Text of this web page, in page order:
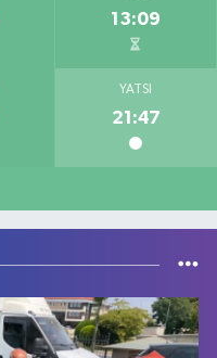
13:09
YATSI
21:47